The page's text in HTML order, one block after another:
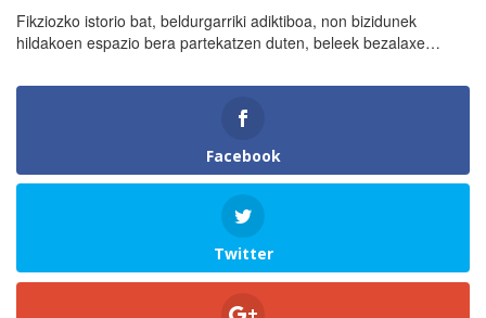
Fikziozko istorio bat, beldurgarriki adiktiboa, non bizidunek
hildakoen espazio bera partekatzen duten, beleek bezalaxe…
Facebook
Twitter